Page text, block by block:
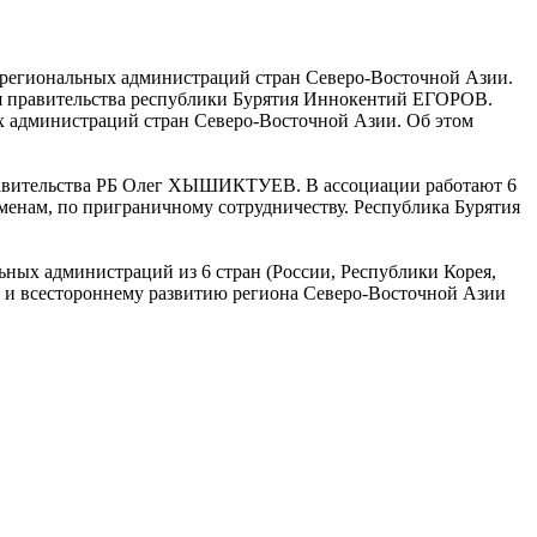
администраций стран Северо-Восточной Азии.
правительства республики Бурятия Иннокентий ЕГОРОВ.
администраций стран Северо-Восточной Азии. Об этом
РБ Олег ХЫШИКТУЕВ. В ассоциации работают 6
по приграничному сотрудничеству. Республика Бурятия
администраций из 6 стран (России, Республики Корея,
развитию региона Северо-Восточной Азии